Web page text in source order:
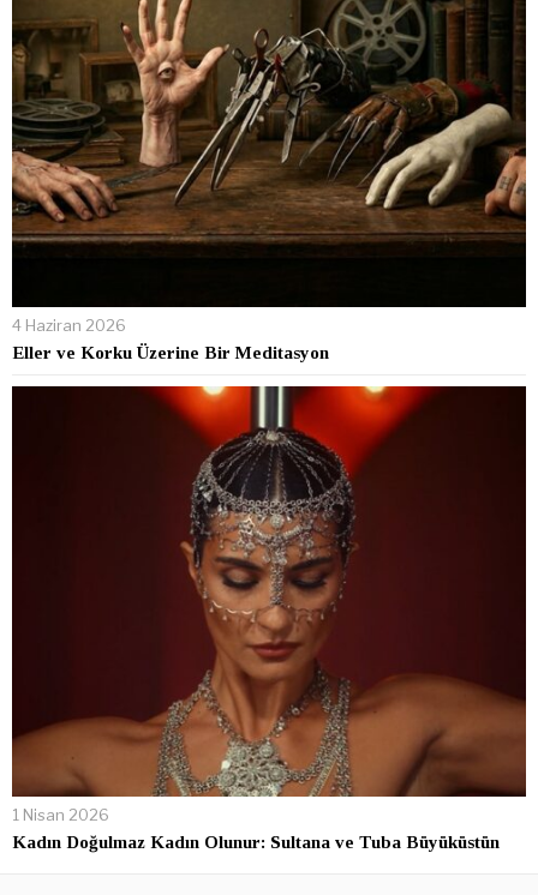
4 Haziran 2026
Eller ve Korku Üzerine Bir Meditasyon
1 Nisan 2026
Kadın Doğulmaz Kadın Olunur: Sultana ve Tuba Büyüküstün